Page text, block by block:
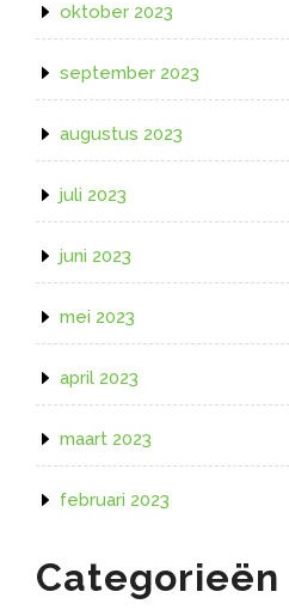
oktober 2023
september 2023
augustus 2023
juli 2023
juni 2023
mei 2023
april 2023
maart 2023
februari 2023
Categorieën